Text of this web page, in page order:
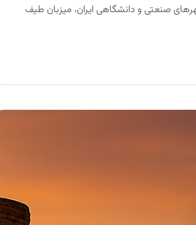
صنعتی و دانشگاهی ایران، میزبان طیف